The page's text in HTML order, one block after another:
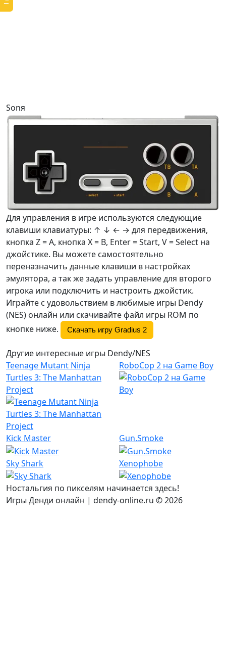
Sonя
Для управления в игре используются следующие
клавиши клавиатуры: ↑ ↓ ← → для передвижения,
кнопка Z =A, кнопка X = B, Enter = Start, V = Select на
джойстике. Вы можете самостоятельно
переназначить данные клавиши в настройках
эмулятора, а так же задать управление для второго
игрока или подключить и настроить джойстик.
Играйте с удовольствием в любимые игры Dendy
(NES) онлайн или скачивайте файл игры ROM по
кнопке ниже.
Скачать игру Gradius 2
Другие интересные игры Dendy/NES
Teenage Mutant Ninja
Turtles 3: The Manhattan
Project
RoboCop 2 на Game Boy
Kick Master Gun.Smoke
Sky Shark Xenophobe
Ностальгия по пикселям начинается здесь!
Игры Денди онлайн | dendy-online.ru © 2026